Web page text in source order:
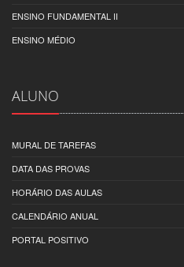
ENSINO FUNDAMENTAL II
ENSINO MÉDIO
ALUNO
MURAL DE TAREFAS
DATA DAS PROVAS
HORÁRIO DAS AULAS
CALENDÁRIO ANUAL
PORTAL POSITIVO